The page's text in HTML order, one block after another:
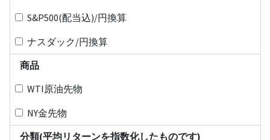
S&P500(配当込)/円換算
ナスダック/円換算
商品
WTI原油先物
NY金先物
分類(平均リターンを指数化したものです)